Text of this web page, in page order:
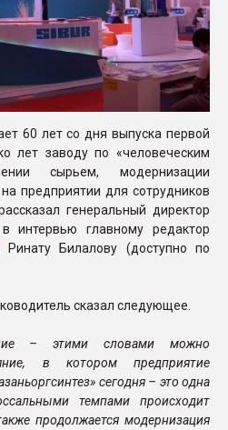
60 лет со дня выпуска первой
лет заводу по «человеческим
сырьем, модернизации
предприятии для сотрудников
генеральный директор
интервью главному редактор
Ринату Билалову (доступно по
сказал следующее.
– этими словами можно
в котором предприятие
сегодня – это одна
темпами происходит
продолжается модернизация